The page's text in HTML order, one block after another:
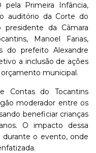
Primeira Infância,
auditório da Corte do
da Câmara
Manoel Farias,
do prefeito Alexandre
a inclusão de ações
municipal.
Contas do Tocantins
moderador entre os
beneficiar crianças
O impacto dessa
durante o evento, onde